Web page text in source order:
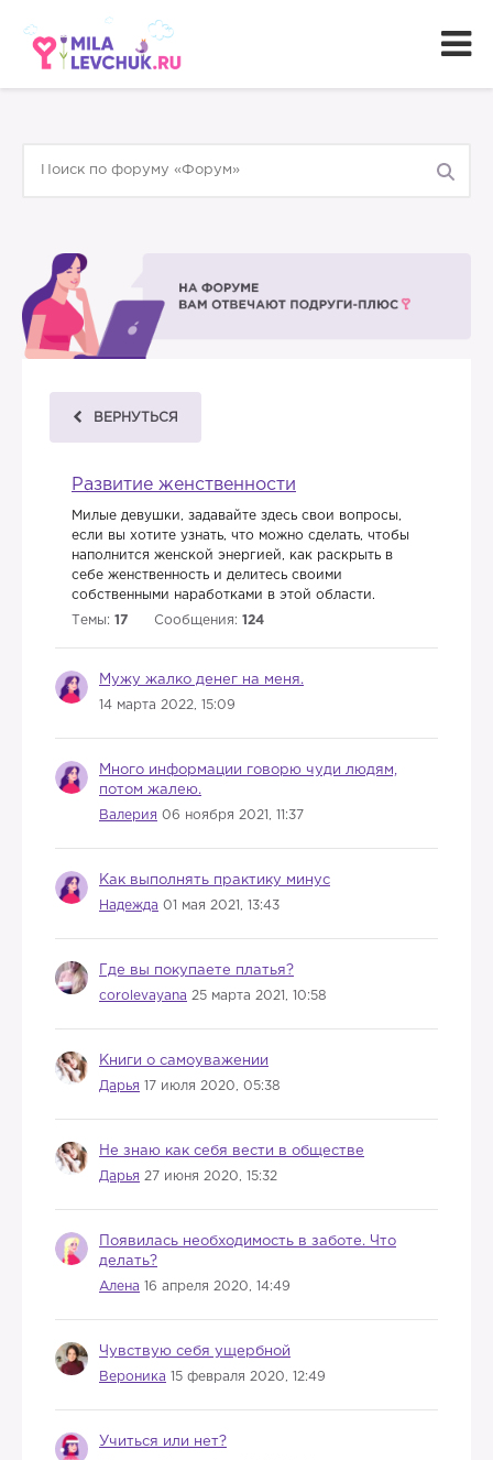
ВЕРНУТЬСЯ
Развитие женственности
Милые девушки, задавайте здесь свои вопросы,
если вы хотите узнать, что можно сделать, чтобы
наполнится женской энергией, как раскрыть в
себе женственность и делитесь своими
собственными наработками в этой области.
Темы: 17 Сообщения: 124
Мужу жалко денег на меня.
14 марта 2022, 15:09
Много информации говорю чуди людям,
потом жалею.
Валерия 06 ноября 2021, 11:37
Как выполнять практику минус
Надежда 01 мая 2021, 13:43
Где вы покупаете платья?
corolevayana 25 марта 2021, 10:58
Книги о самоуважении
Дарья 17 июля 2020, 05:38
Не знаю как себя вести в обществе
Дарья 27 июня 2020, 15:32
Появилась необходимость в заботе. Что
делать?
Алена 16 апреля 2020, 14:49
Чувствую себя ущербной
Вероника 15 февраля 2020, 12:49
Учиться или нет?